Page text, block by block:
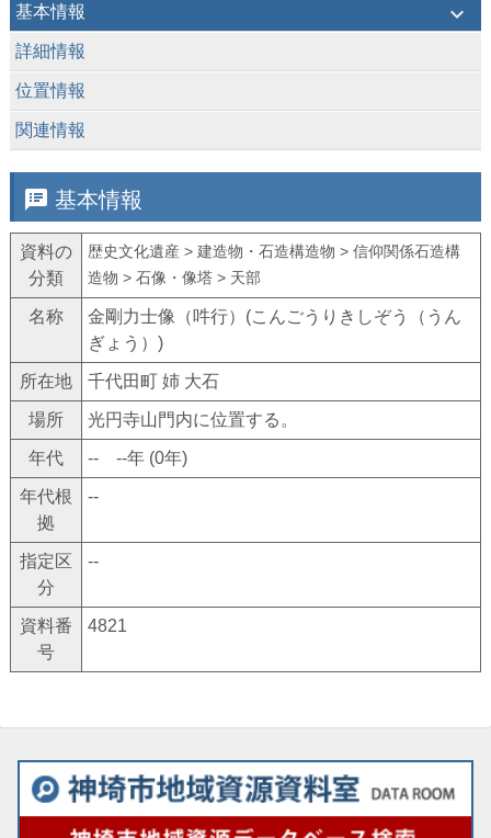
基本情報 keyboard_arrow_down
詳細情報
位置情報
関連情報
speaker_notes 基本情報
資料の
分類
歴史文化遺産 > 建造物・石造構造物 > 信仰関係石造構
造物 > 石像・像塔 > 天部
名称
金剛力士像（吽行）(こんごうりきしぞう（うん
ぎょう）)
所在地 千代田町 姉 大石
場所 光円寺山門内に位置する。
年代 -- --年 (0年)
年代根
拠
--
指定区
分
--
資料番
号
4821